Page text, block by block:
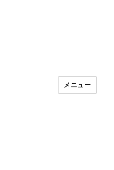
メニュー